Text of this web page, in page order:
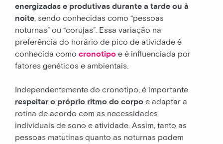
energizadas e produtivas durante a tarde ou à
noite, sendo conhecidas como “pessoas
noturnas” ou “corujas”. Essa variação na
preferência do horário de pico de atividade é
conhecida como cronotipo e é influenciada por
fatores genéticos e ambientais.
Independentemente do cronotipo, é importante
respeitar o próprio ritmo do corpo e adaptar a
rotina de acordo com as necessidades
individuais de sono e atividade. Assim, tanto as
pessoas matutinas quanto as noturnas podem